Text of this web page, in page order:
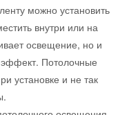
можно установить
внутри или на
освещение, но и
эффект. Потолочные
установке и не так